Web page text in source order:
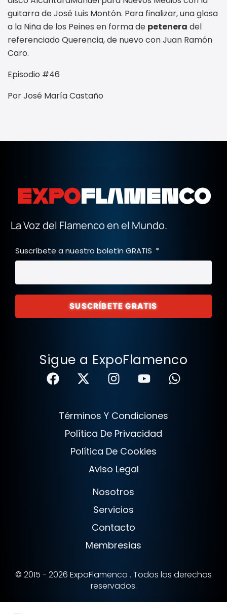
guitarra de José Luis Montón. Para finalizar, una glosa
a la Niña de los Peines en forma de petenera del
referenciado Querencia, de nuevo con Juan Ramón
Caro.
Episodio #46
Por José María Castaño
La Voz del Flamenco en el Mundo.
Suscríbete a nuestro boletín GRATIS
SUSCRÍBETE GRATIS
Sigue a ExpoFlamenco
Términos Y Condiciones
Política De Privacidad
Política De Cookies
Aviso Legal
Nosotros
Servicios
Contacto
Membresias
© 2015 - 2026 ExpoFlamenco . Todos los derechos
reservados.